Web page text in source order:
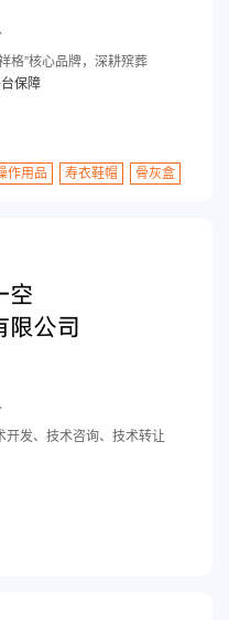
格”核心品牌，深耕殡葬
保障
作用品 寿衣鞋帽 骨灰盒
开发、技术咨询、技术转让